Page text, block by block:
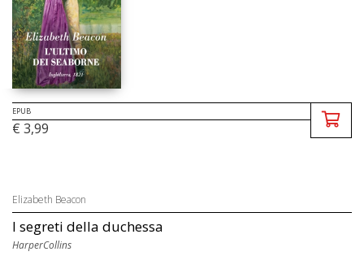
EPUB
€ 3,99
Elizabeth Beacon
I segreti della duchessa
HarperCollins